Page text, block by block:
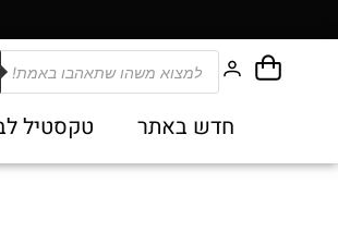
חדש באתר
טקסטיל